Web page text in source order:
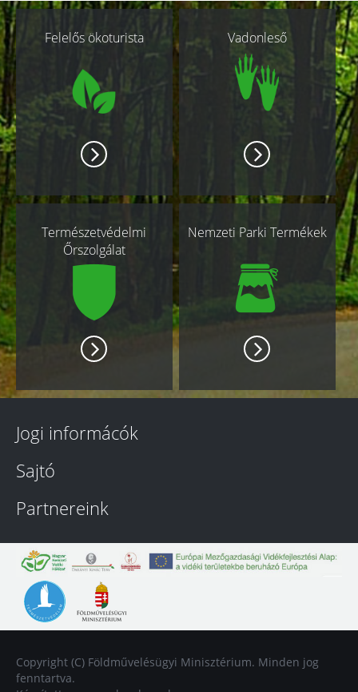
Kapcsolódó
oldalakFelelős ökoturista Vadonleső
Természetvédelmi
Őrszolgálat
Nemzeti Parki Termékek
Jogi informácók
Sajtó
Partnereink
Copyright (C) Földművelésügyi Minisztérium. Minden jog
fenntartva.